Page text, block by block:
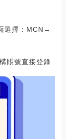
選擇：MCN→
賬號直接登錄